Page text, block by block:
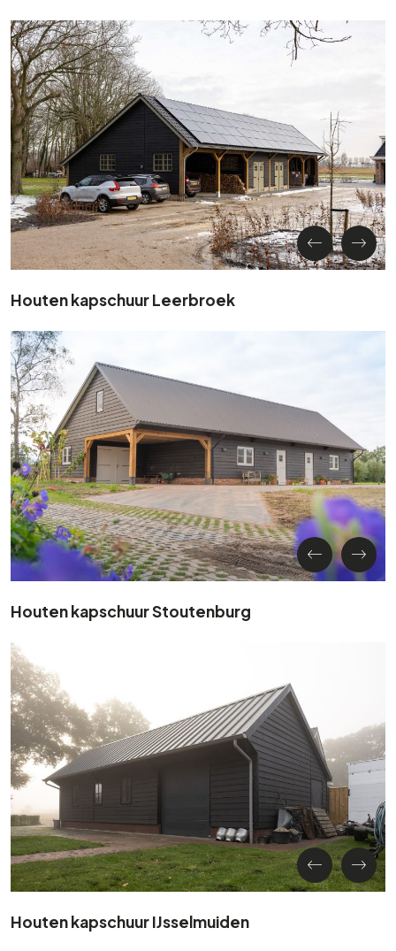
Houten kapschuur Leerbroek
Houten kapschuur Stoutenburg
Houten kapschuur IJsselmuiden